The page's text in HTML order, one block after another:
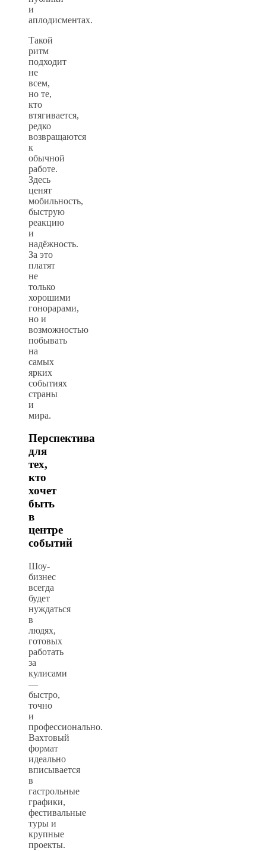
и
аплодисментах.
Такой
ритм
подходит
не
всем,
но те,
кто
втягивается,
редко
возвращаются
к
обычной
работе.
Здесь
ценят
мобильность,
быструю
реакцию
и
надёжность.
За это
платят
не
только
хорошими
гонорарами,
но и
возможностью
побывать
на
самых
ярких
событиях
страны
и
мира.
Перспектива
для
тех,
кто
хочет
быть
в
центре
событий
Шоу-
бизнес
всегда
будет
нуждаться
в
людях,
готовых
работать
за
кулисами
—
быстро,
точно
и
профессионально.
Вахтовый
формат
идеально
вписывается
в
гастрольные
графики,
фестивальные
туры и
крупные
проекты.